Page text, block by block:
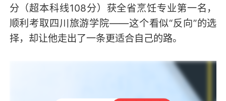
分（超本科线108分）获全省烹饪专业第一名，
顺利考取四川旅游学院——这个看似“反向”的选
择，却让他走出了一条更适合自己的路。